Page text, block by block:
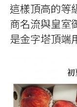
這樣頂高的等
商名流與皇室
是金字塔頂端